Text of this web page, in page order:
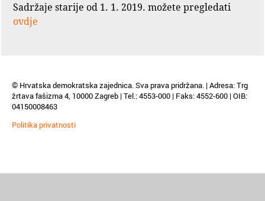
Sadržaje starije od 1. 1. 2019. možete pregledati
ovdje
© Hrvatska demokratska zajednica. Sva prava pridržana. | Adresa: Trg
žrtava fašizma 4, 10000 Zagreb | Tel.: 4553-000 | Faks: 4552-600 | OIB:
04150008463
Politika privatnosti